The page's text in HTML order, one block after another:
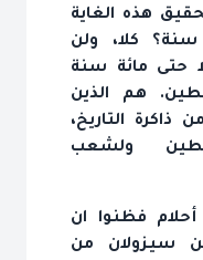
هذه الغاية
كلا، ولن
حتى مائة سنة
هم الذين
التاريخ،
ولشعب
فظنوا ان
سيزولان من